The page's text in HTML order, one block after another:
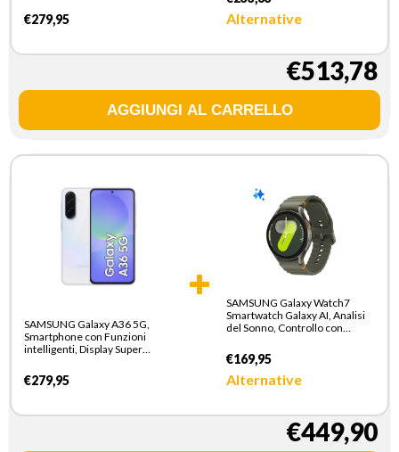
128GB, Camera 50MP,
Batteria 5.000 mAh, IP67,
€279,95 Alternative
€513,78
SAMSUNG Galaxy A36 5G,
Smartphone con Funzioni
intelligenti, Display Super
128GB, Camera 50MP,
Batteria 5.000 mAh, IP67,
€279,95
SAMSUNG Galaxy Watch7
Smartwatch Galaxy AI, Analisi
del Sonno, Controllo con
Batteria a lunga durata, GPS,
Bluetooth, Ghiera Touch in
Alluminio 44mm Green
€169,95
Alternative
€449,90